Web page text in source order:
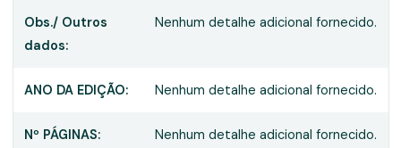
Obs./ Outros
dados:
Nenhum detalhe adicional fornecido.
ANO DA EDIÇÃO: Nenhum detalhe adicional fornecido.
Nº PÁGINAS: Nenhum detalhe adicional fornecido.